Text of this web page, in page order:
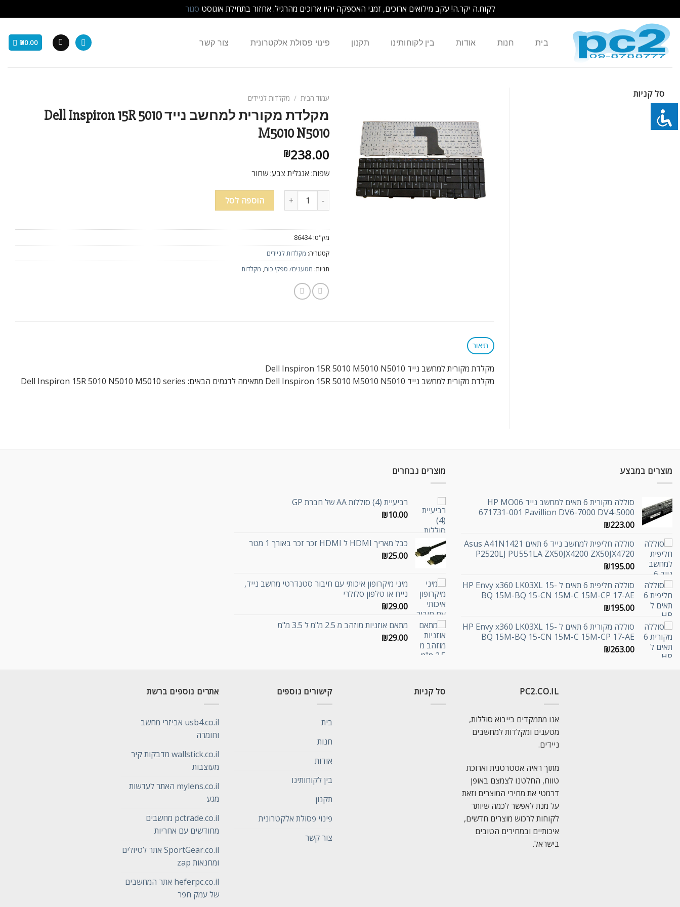
לקוח.ה יקר.ה! עקב מילואים ארוכים, זמני האספקה יהיו ארוכים מהרגיל. אחזור בתחילת אוגוסט סגור
content
בית חנות אודות בין לקוחותינו תקנון פינוי פסולת אלקטרונית צור קשר ₪0.00
סל קניות עמוד הבית / מקלדות לניידים
מקלדת מקורית למחשב נייד Dell Inspiron 15R 5010
M5010 N5010
₪238.00
שפות: אנגלית צבע: שחור
כמות של מקלדת מקורית למחשב נייד Dell Inspiron 15R 5010 M5010 N5010
הוספה לסל
מק"ט:86434
קטגוריה: מקלדות לניידים
תגיות: מטענים/ ספקי כוח, מקלדות
תיאור
מקלדת מקורית למחשב נייד Dell Inspiron 15R 5010 M5010 N5010
מקלדת מקורית למחשב נייד Dell Inspiron 15R 5010 M5010 N5010 מתאימה לדגמים הבאים: Dell Inspiron 15R 5010 N5010 M5010 series
מוצרים במבצע
סוללה מקורית 6 תאים למחשב נייד HP MO06
671731-001 Pavillion DV6-7000 DV4-5000
₪223.00
סוללה חליפית למחשב נייד 6 תאים Asus A41N1421
P2520LJ PU551LA ZX50JX4200 ZX50JX4720
₪195.00
סוללה חליפית 6 תאים ל HP Envy x360 LK03XL 15-
BQ 15M-BQ 15-CN 15M-C 15M-CP 17-AE
₪195.00
סוללה מקורית 6 תאים ל HP Envy x360 LK03XL 15-
BQ 15M-BQ 15-CN 15M-C 15M-CP 17-AE
₪263.00
מוצרים נבחרים
רביעיית (4) סוללות AA של חברת GP
₪10.00
כבל מאריך HDMI ל HDMI זכר זכר באורך 1 מטר
₪25.00
מיני מיקרופון איכותי עם חיבור סטנדרטי מחשב נייד,
נייח או טלפון סלולרי
₪29.00
מתאם אוזניות מוזהב מ 2.5 מ"מ ל 3.5 מ"מ
₪29.00
PC2.CO.IL
אנו מתמקדים בייבוא סוללות,
מטענים ומקלדות למחשבים
ניידים.
מתוך ראיה אסטרטגית וארוכת
טווח, החלטנו לצמצם באופן
דרמטי את מחירי המוצרים וזאת
על מנת לאפשר לכמה שיותר
לקוחות לרכוש מוצרים חדשים,
איכותיים ובמחירים הטובים
בישראל.
סל קניות קישורים נוספים
בית
חנות
אודות
בין לקוחותינו
תקנון
פינוי פסולת אלקטרונית
צור קשר
אתרים נוספים ברשת
usb4.co.il אביזרי מחשב
וחומרה
wallstick.co.il מדבקות קיר
מעוצבות
mylens.co.il האתר לעדשות
מגע
pctrade.co.il מחשבים
מחודשים עם אחריות
SportGear.co.il אתר לטיולים
ומחנאות zap
heferpc.co.il אתר המחשבים
של עמק חפר